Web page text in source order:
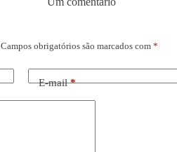
Campos obrigatórios são marcados com *
E-mail*